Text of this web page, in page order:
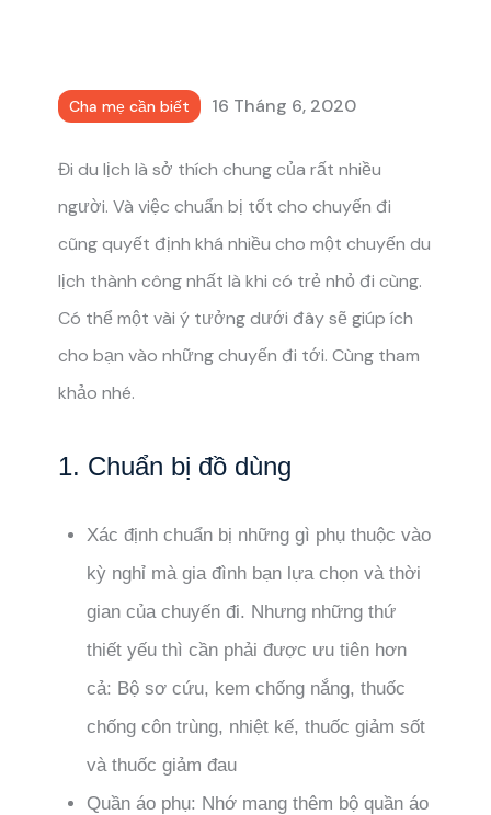
Cha mẹ cần biết 16 Tháng 6, 2020
Đi du lịch là sở thích chung của rất nhiều
người. Và việc chuẩn bị tốt cho chuyến đi
cũng quyết định khá nhiều cho một chuyến du
lịch thành công nhất là khi có trẻ nhỏ đi cùng.
Có thể một vài ý tưởng dưới đây sẽ giúp ích
cho bạn vào những chuyến đi tới. Cùng tham
khảo nhé.
1. Chuẩn bị đồ dùng
Xác định chuẩn bị những gì phụ thuộc vào
kỳ nghỉ mà gia đình bạn lựa chọn và thời
gian của chuyến đi. Nhưng những thứ
thiết yếu thì cần phải được ưu tiên hơn
cả: Bộ sơ cứu, kem chống nắng, thuốc
chống côn trùng, nhiệt kế, thuốc giảm sốt
và thuốc giảm đau
Quần áo phụ: Nhớ mang thêm bộ quần áo